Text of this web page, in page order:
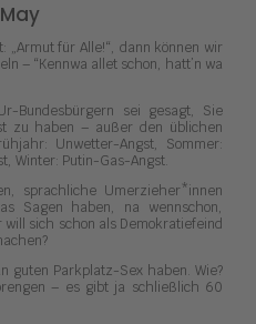
für Alle!“, dann können wir
– “Kennwa allet schon, hatt’n wa
Bundesbürgern sei gesagt, Sie
zu haben – außer den üblichen
Unwetter-Angst, Sommer:
Winter: Putin-Gas-Angst.
sprachliche Umerzieher*innen
Sagen haben, na wennschon,
sich schon als Demokratiefeind
guten Parkplatz-Sex haben. Wie?
– es gibt ja schließlich 60